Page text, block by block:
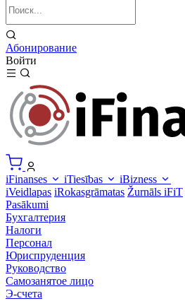
Абонирование
Войти
iFinanses iTiesības
iBizness
iVeidlapas iRokasgrāmatas Žurnāls iFiT
Pasākumi
Бухгалтерия
Налоги
Персонал
Юриспруденция
Руководство
Самозанятое лицо
Э-счета